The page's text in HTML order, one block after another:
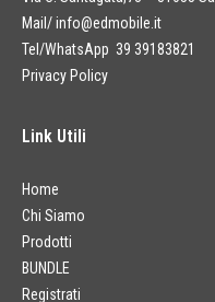
Mail/info@edmobile.it
Tel/WhatsApp 39 39183821
Privacy Policy
Link Utili
Home
Chi Siamo
Prodotti
BUNDLE
Registrati